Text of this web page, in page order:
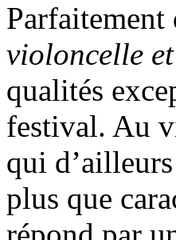
violoncelle
qualités
festival. Au
qui
plus que